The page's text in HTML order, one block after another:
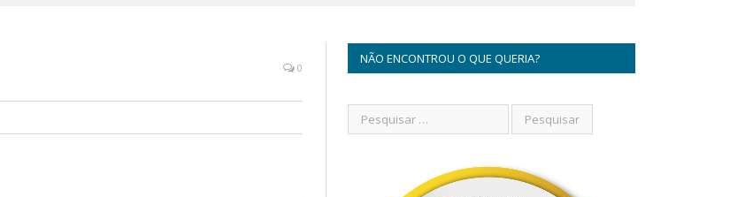
0
NÃO ENCONTROU O QUE QUERIA?